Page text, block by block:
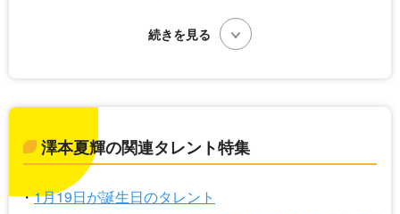
澤本夏輝の関連タレント特集
1月19日が誕生日のタレント